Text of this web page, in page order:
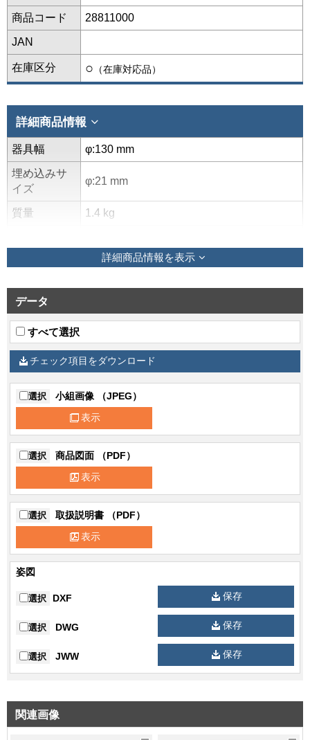
商品コード 28811000
JAN
在庫区分 ○ （在庫対応品）
詳細商品情報
器具幅 φ:130 mm
埋め込みサ
イズ
φ:21 mm
質量 1.4 kg
部品link2 PW-300N
部品数量2
仕様1名称
仕様1仕上げ 白
その他備考 適合取付穴φ21
その他備考 吊下げ長：295～315mm
詳細商品情報を表示
データ
すべて選択
チェック項目をダウンロード
選択 小組画像 （JPEG）
表示
選択 商品図面 （PDF）
表示
選択 取扱説明書 （PDF）
表示
姿図
選択 DXF 保存
選択 DWG 保存
選択 JWW 保存
関連画像